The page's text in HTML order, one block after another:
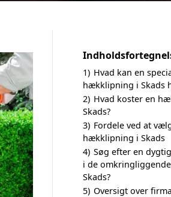
1) Hvad kan en
hækklipning i Skads
2) Hvad koster en
Skads?
3) Fordele ved at
hækklipning i Skads
4) Søg efter en
i de
Skads?
5) Oversigt over